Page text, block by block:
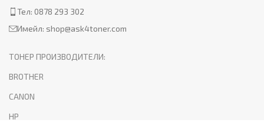
Тел: 0878 293 302
Имейл: shop@ask4toner.com
ТОНЕР ПРОИЗВОДИТЕЛИ:
BROTHER
CANON
HP